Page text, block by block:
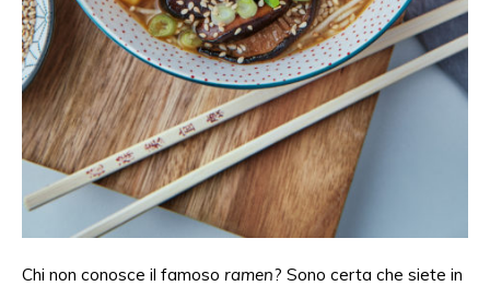
Chi non conosce il famoso ramen? Sono certa che siete in